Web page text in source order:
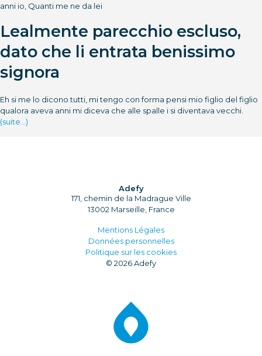
anni io, Quanti me ne da lei
Lealmente parecchio escluso,
dato che li entrata benissimo
signora
Eh si me lo dicono tutti, mi tengo con forma pensi mio figlio del figlio
qualora aveva anni mi diceva che alle spalle i si diventava vecchi.
(suite…)
Adefy
171, chemin de la Madrague Ville
13002 Marseille, France
Mentions Légales
Données personnelles
Politique sur les cookies
© 2026 Adefy